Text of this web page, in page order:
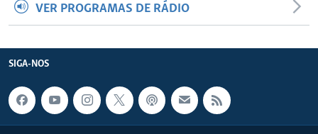
VER PROGRAMAS DE RÁDIO
SIGA-NOS